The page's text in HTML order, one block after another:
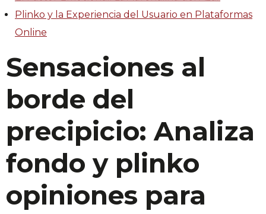
Plinko y la Experiencia del Usuario en Plataformas
Online
Sensaciones al
borde del
precipicio: Analiza
fondo y plinko
opiniones para